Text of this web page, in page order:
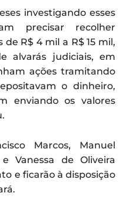
investigando esses
precisar recolher
R$ 4 mil a R$ 15 mil,
alvarás judiciais, em
ações tramitando
o dinheiro,
enviando os valores
Marcos, Manuel
Vanessa de Oliveira
e ficarão à disposição